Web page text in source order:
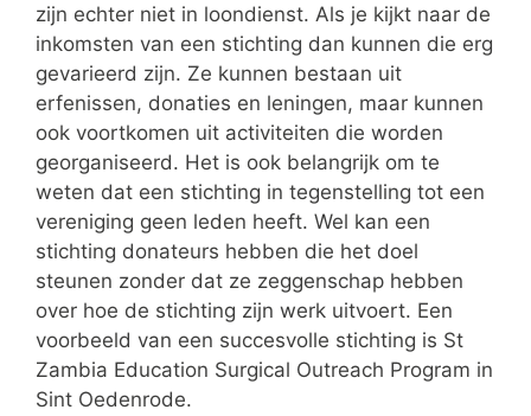
zijn echter niet in loondienst. Als je kijkt naar de
inkomsten van een stichting dan kunnen die erg
gevarieerd zijn. Ze kunnen bestaan uit
erfenissen, donaties en leningen, maar kunnen
ook voortkomen uit activiteiten die worden
georganiseerd. Het is ook belangrijk om te
weten dat een stichting in tegenstelling tot een
vereniging geen leden heeft. Wel kan een
stichting donateurs hebben die het doel
steunen zonder dat ze zeggenschap hebben
over hoe de stichting zijn werk uitvoert. Een
voorbeeld van een succesvolle stichting is St
Zambia Education Surgical Outreach Program in
Sint Oedenrode.